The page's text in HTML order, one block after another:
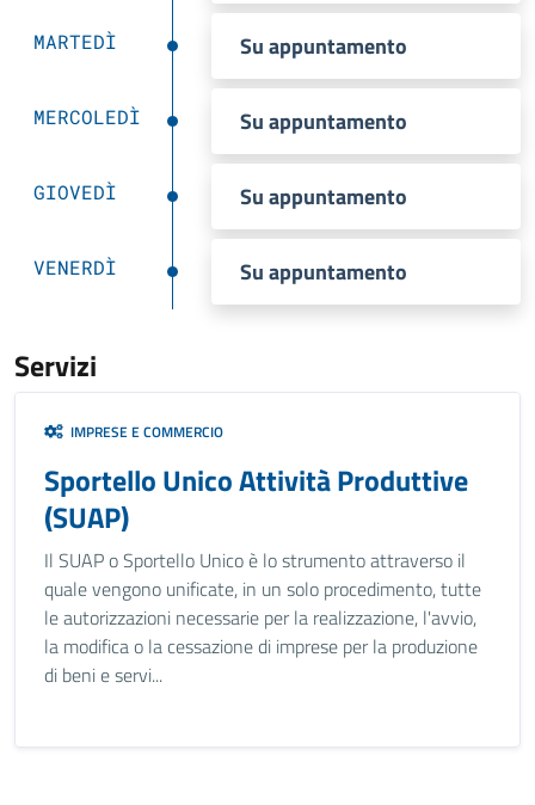
MARTEDÌ Su appuntamento
MERCOLEDÌ Su appuntamento
GIOVEDÌ Su appuntamento
VENERDÌ Su appuntamento
Servizi
IMPRESE E COMMERCIO
Sportello Unico Attività Produttive
(SUAP)
Il SUAP o Sportello Unico è lo strumento attraverso il
quale vengono unificate, in un solo procedimento, tutte
le autorizzazioni necessarie per la realizzazione, l'avvio,
la modifica o la cessazione di imprese per la produzione
di beni e servi...